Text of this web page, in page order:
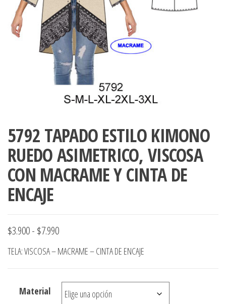
accumark ,
Gerber ,
ropa,
Graduaciones,
accumark,
Moldes en
Santiago-
5792 TAPADO ESTILO KIMONO
RUEDO ASIMETRICO, VISCOSA
CON MACRAME Y CINTA DE
ENCAJE
$3.900- $7.990Rango
de
desde
$3.900
TELA: VISCOSA – MACRAME – CINTA DE ENCAJE
Material